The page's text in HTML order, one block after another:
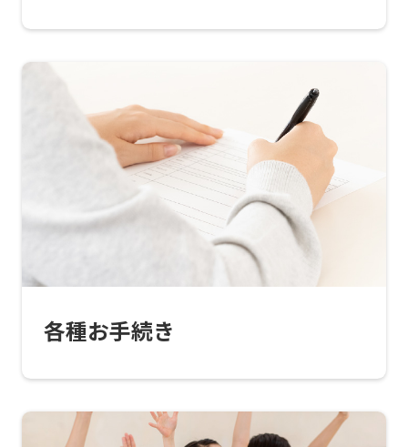
各種お手続き
website
automatically
translated
into
English.
Click
the
below
translation)
return